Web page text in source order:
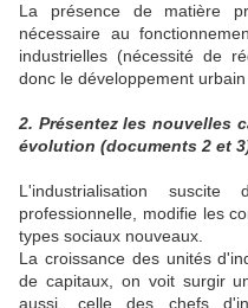
La présence de matière
nécessaire au
industrielles (nécessité de
donc le développement
2. Présentez les nouvelles
évolution (documents 2 et
L'industrialisation
professionnelle, modifie les
types sociaux nouveaux.
La croissance des unités
de capitaux, on voit surgir
aussi, celle des chefs